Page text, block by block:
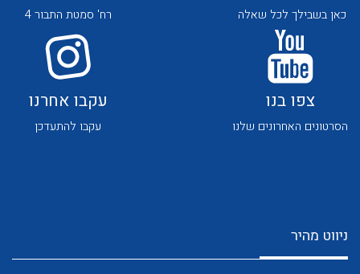
לכל מוצרי היצרן לכל מוצרי היצרן
כאן בשבילך לכל שאלה רח' סמטת התבור 4
צפו בנו
הסרטונים האחרונים שלנו
עקבו אחרנו
עקבו להתעדכן
ניווט מהיר